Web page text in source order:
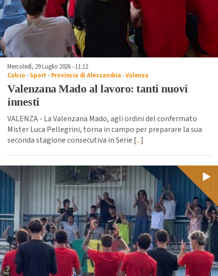
Mercoledì, 29 Luglio 2026 - 11:12
Calcio -Sport - Provincia di Alessandria -Valenza
Valenzana Mado al lavoro: tanti nuovi
innesti
VALENZA - La Valenzana Mado, agli ordini del confermato
Mister Luca Pellegrini, torna in campo per preparare la sua
seconda stagione consecutiva in Serie [...]